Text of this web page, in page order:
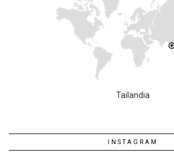
Tailandia
INSTAGRAM